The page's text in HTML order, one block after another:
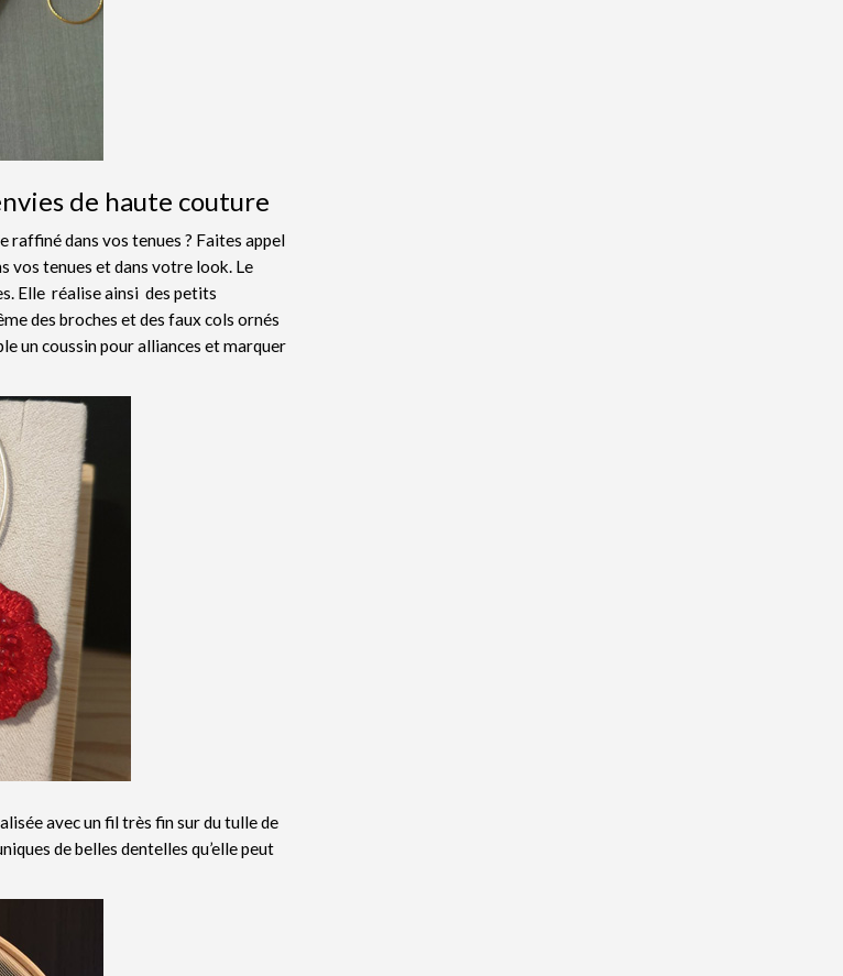
de haute couture
raffiné dans vos tenues ? Faites appel
vos tenues et dans votre look. Le
Elle réalise ainsi des petits
des broches et des faux cols ornés
un coussin pour alliances et marquer
avec un fil très fin sur du tulle de
de belles dentelles qu’elle peut